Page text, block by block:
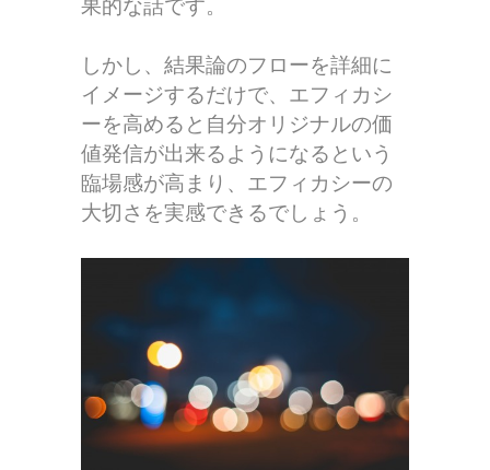
果的な話です。
しかし、結果論のフローを詳細に
イメージするだけで、エフィカシ
ーを高めると自分オリジナルの価
値発信が出来るようになるという
臨場感が高まり、エフィカシーの
大切さを実感できるでしょう。